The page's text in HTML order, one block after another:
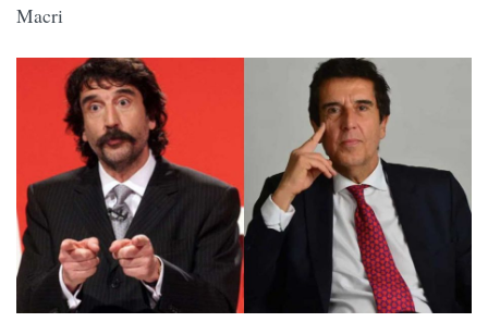
Macri